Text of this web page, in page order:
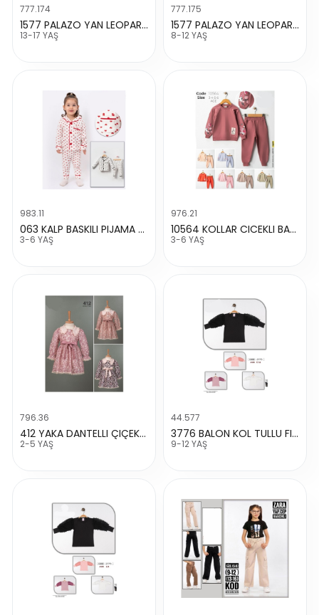
777.174
1577 PALAZO YAN LEOPAR GARNİLİ TAYT
13-17 YAŞ
777.175
1577 PALAZO YAN LEOPAR GARNİLİ TAYT
8-12 YAŞ
983.11
063 KALP BASKILI PIJAMA TAKIM
3-6 YAŞ
976.21
10564 KOLLAR CICEKLI BASKILI TAKIM
3-6 YAŞ
796.36
412 YAKA DANTELLI ÇIÇEKLI KETEN ELBISE
2-5 YAŞ
44.577
3776 BALON KOL TULLU FITILLI SWEAT
9-12 YAŞ